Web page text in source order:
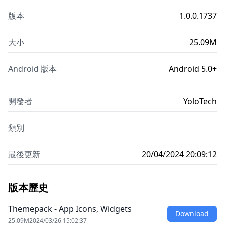
版本 1.0.0.1737
大小 25.09M
Android 版本 Android 5.0+
開發者 YoloTech
類別
最後更新 20/04/2024 20:09:12
版本歷史
Themepack - App Icons, Widgets
25.09M2024/03/26 15:02:37
Download